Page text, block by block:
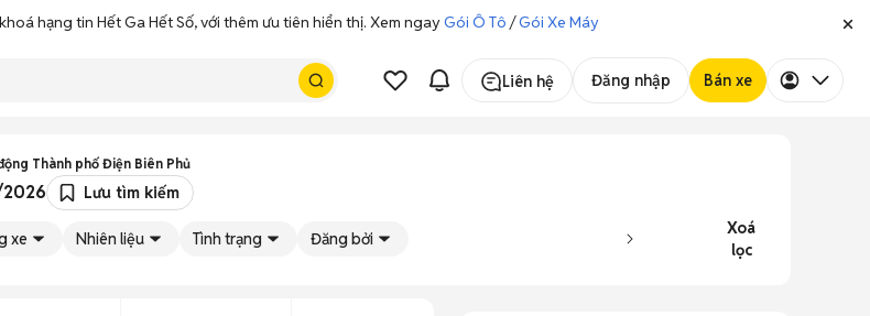
hạng tin Hết Ga Hết Số, với thêm ưu tiên hiển thị. Xem ngayGói Ô Tô /Gói Xe Máy
Liên hệ Đăng nhập Bán xe
Thành phố Điện Biên Phủ
Lưu tìm kiếm
xe Nhiên liệu Tình trạng Đăng bởi
Xoá
lọc